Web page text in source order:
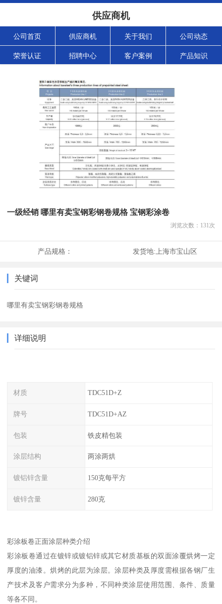
供应商机
公司首页 供应商机 关于我们 公司动态
荣誉认证 招聘中心 客户案例 产品知识
一级经销 哪里有卖宝钢彩钢卷规格 宝钢彩涂卷
浏览次数： 131次
产品规格： 发货地: 上海市宝山区
关键词
哪里有卖宝钢彩钢卷规格
详细说明
材质 TDC51D+Z
牌号 TDC51D+AZ
包装 铁皮精包装
涂层结构 两涂两烘
镀铝锌含量 150克每平方
镀锌含量 280克
彩涂板卷正面涂层种类介绍
彩涂板卷通过在镀锌或镀铝锌或其它材质基板的双面涂覆烘烤一定
厚度的油漆。烘烤的此层为涂层。涂层种类及厚度需根据各钢厂生
产技术及客户需求分为多种，不同种类涂层使用范围、条件、质量
等各不同。